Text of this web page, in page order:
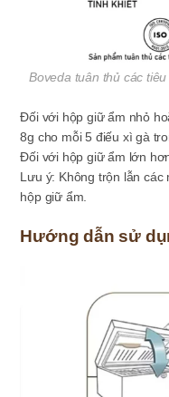
Boveda tuân thủ các
Đối với hộp giữ ẩm nhỏ
8g cho mỗi 5 điếu xì gà
Đối với hộp giữ ẩm lớn
Lưu ý: Không trộn lẫn
hộp giữ ẩm.
Hướng dẫn sử